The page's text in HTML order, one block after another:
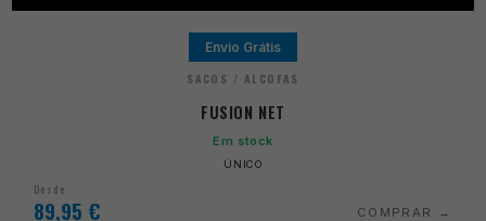
Envio Grátis
SACOS / ALCOFAS
FUSION NET
Em stock
ÚNICO
Desde
89,95 € COMPRAR